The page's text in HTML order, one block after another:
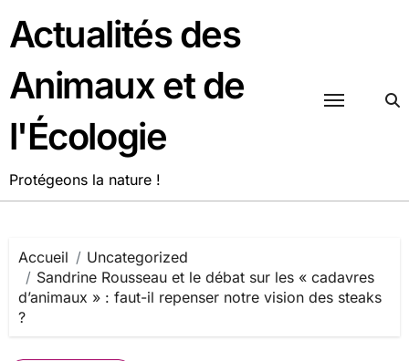
au
contenu
Actualités des
Animaux et de
l'Écologie
Protégeons la nature !
Accueil
Uncategorized
Sandrine Rousseau et le débat sur les « cadavres
d’animaux » : faut-il repenser notre vision des steaks
?